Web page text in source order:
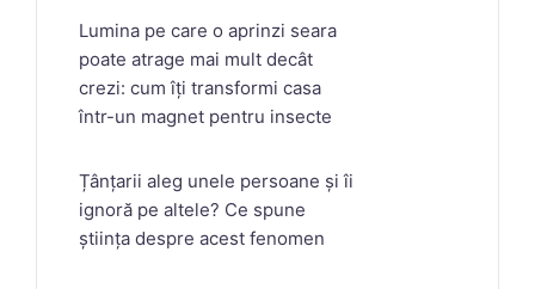
Lumina pe care o aprinzi seara
poate atrage mai mult decât
crezi: cum îți transformi casa
într-un magnet pentru insecte
Țânțarii aleg unele persoane și îi
ignoră pe altele? Ce spune
știința despre acest fenomen